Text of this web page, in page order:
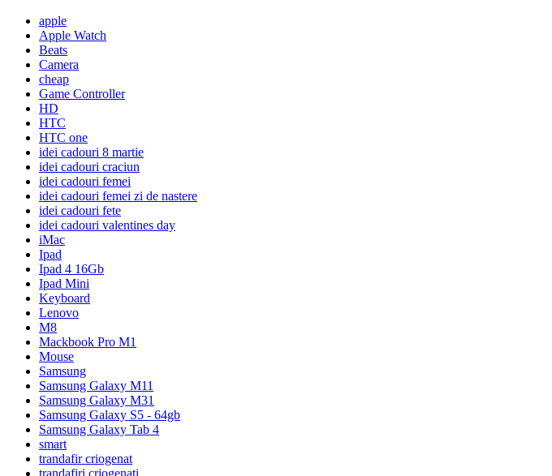
apple
Apple Watch
Beats
Camera
cheap
Game Controller
HD
HTC
HTC one
idei cadouri 8 martie
idei cadouri craciun
idei cadouri femei
idei cadouri femei zi de nastere
idei cadouri fete
idei cadouri valentines day
iMac
Ipad
Ipad 4 16Gb
Ipad Mini
Keyboard
Lenovo
M8
Mackbook Pro M1
Mouse
Samsung
Samsung Galaxy M11
Samsung Galaxy M31
Samsung Galaxy S5 - 64gb
Samsung Galaxy Tab 4
smart
trandafir criogenat
trandafiri criogenati